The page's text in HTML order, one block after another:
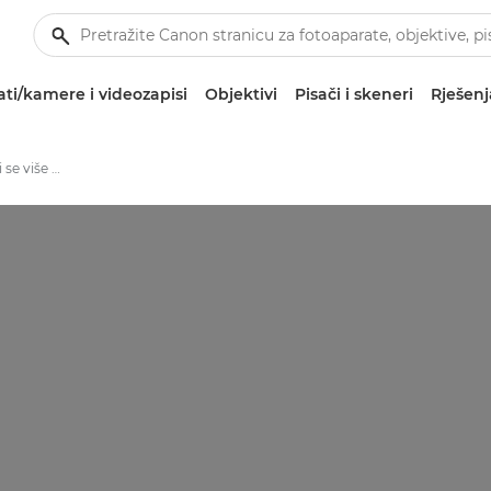
kamere i videozapisi Objektivi Pisači i skeneri
Arhiva fotoaparata koji se više ne proizvode